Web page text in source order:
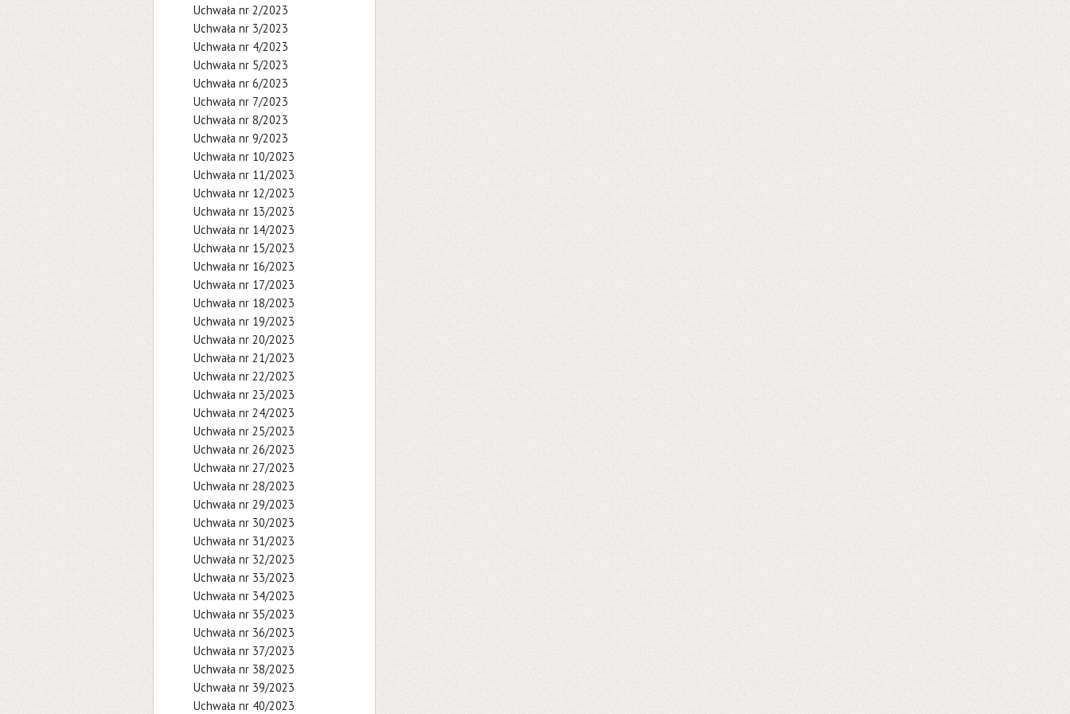
Uchwała nr 2/2023
Uchwała nr 3/2023
Uchwała nr 4/2023
Uchwała nr 5/2023
Uchwała nr 6/2023
Uchwała nr 7/2023
Uchwała nr 8/2023
Uchwała nr 9/2023
Uchwała nr 10/2023
Uchwała nr 11/2023
Uchwała nr 12/2023
Uchwała nr 13/2023
Uchwała nr 14/2023
Uchwała nr 15/2023
Uchwała nr 16/2023
Uchwała nr 17/2023
Uchwała nr 18/2023
Uchwała nr 19/2023
Uchwała nr 20/2023
Uchwała nr 21/2023
Uchwała nr 22/2023
Uchwała nr 23/2023
Uchwała nr 24/2023
Uchwała nr 25/2023
Uchwała nr 26/2023
Uchwała nr 27/2023
Uchwała nr 28/2023
Uchwała nr 29/2023
Uchwała nr 30/2023
Uchwała nr 31/2023
Uchwała nr 32/2023
Uchwała nr 33/2023
Uchwała nr 34/2023
Uchwała nr 35/2023
Uchwała nr 36/2023
Uchwała nr 37/2023
Uchwała nr 38/2023
Uchwała nr 39/2023
Uchwała nr 40/2023